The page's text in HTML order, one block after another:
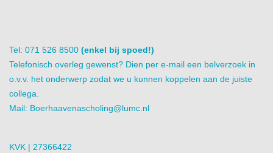
Tel: 071 526 8500 (enkel bij spoed!)
Telefonisch overleg gewenst? Dien per e-mail een belverzoek in
o.v.v. het onderwerp zodat we u kunnen koppelen aan de juiste
collega.
Mail: Boerhaavenascholing@lumc.nl
KVK | 27366422